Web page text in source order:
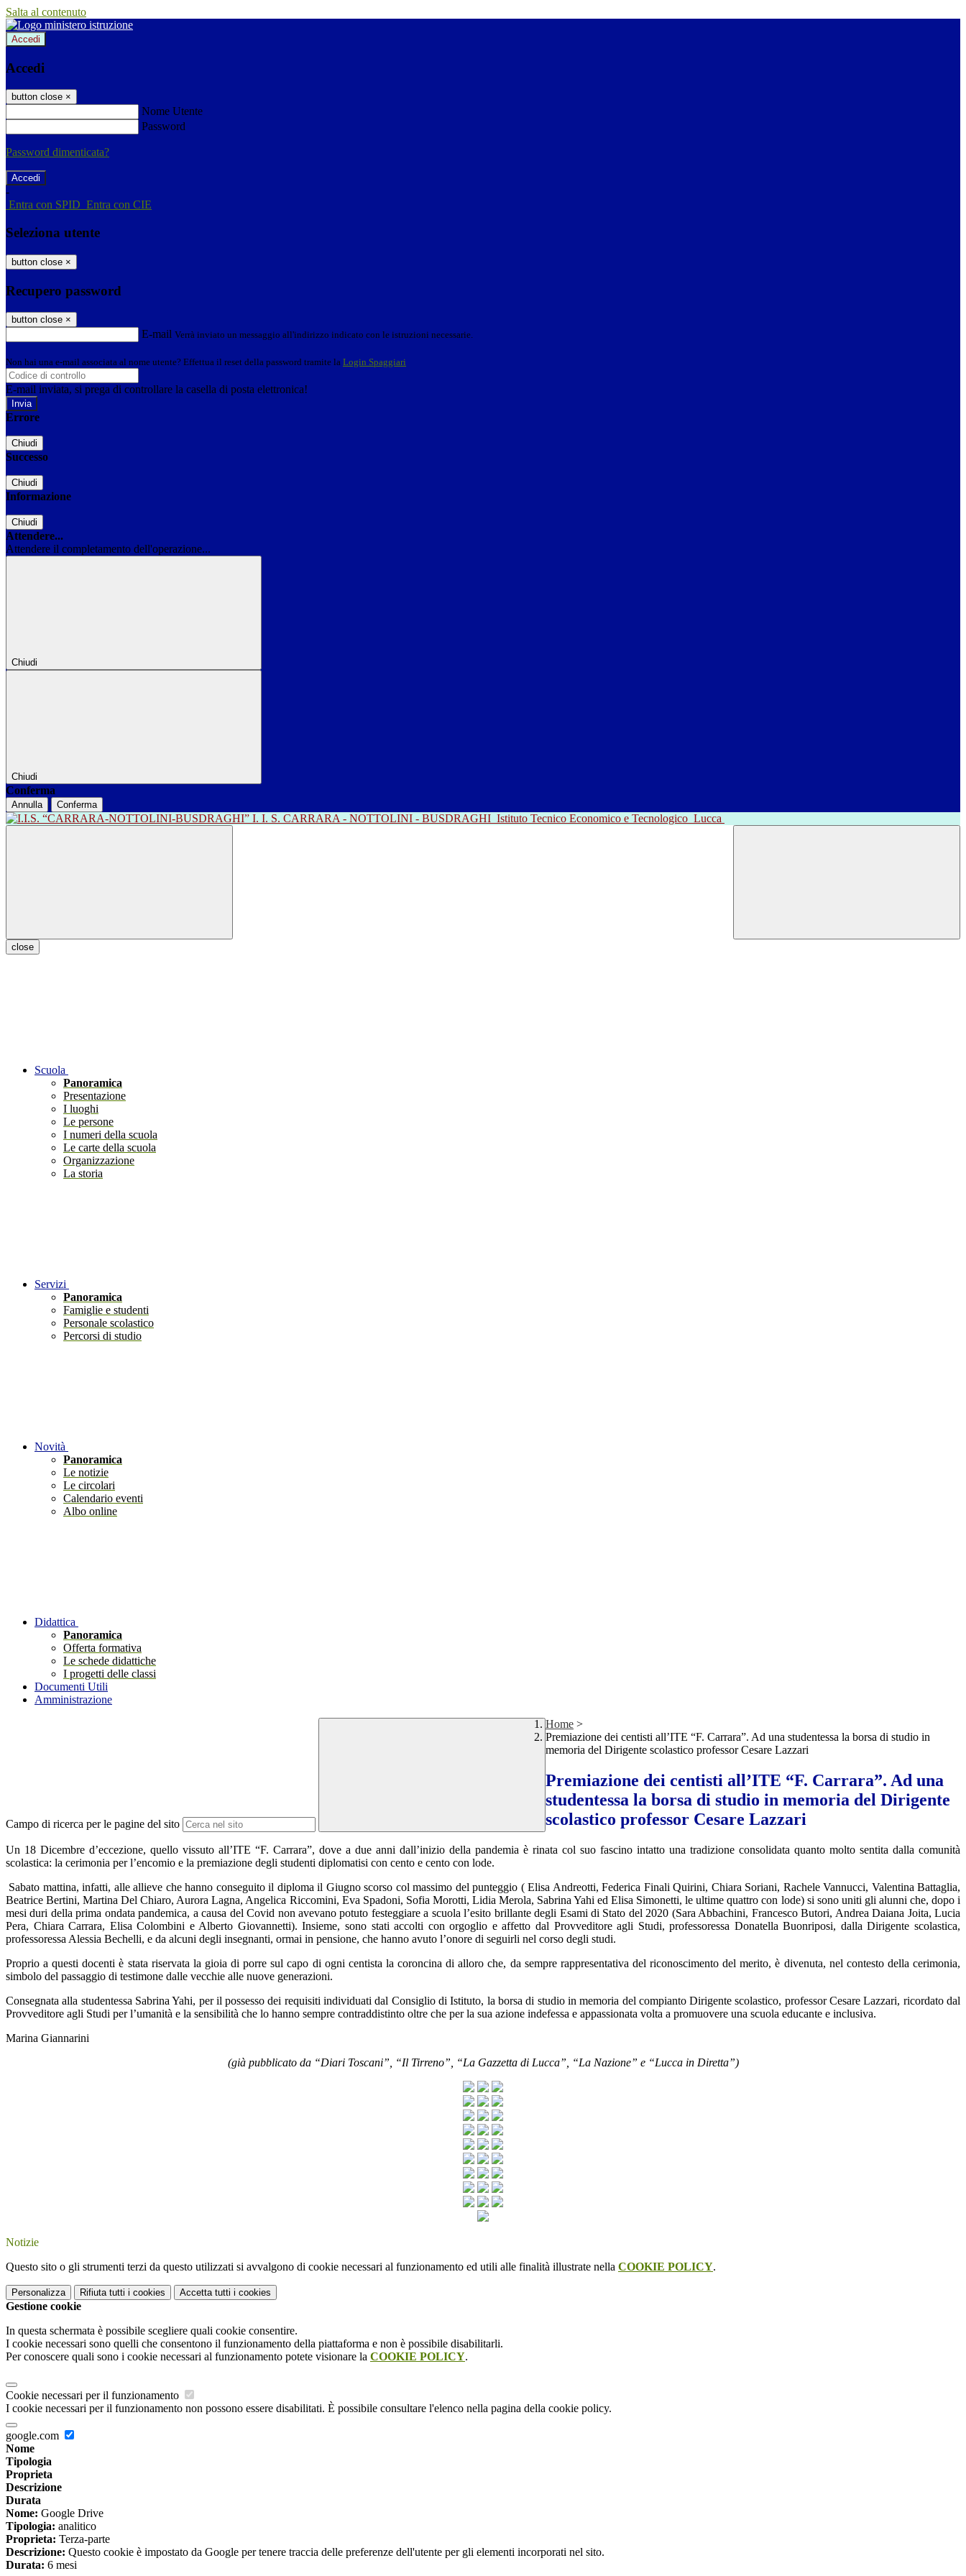
Salta al contenuto
Accedi
Accedi
button close ×
Nome Utente
Password
Password dimenticata?
-
Entra con SPID Entra con CIE
Seleziona utente
button close ×
Recupero password
button close ×
E-mail Verrà inviato un messaggio all'indirizzo indicato con le istruzioni necessarie.
Non hai una e-mail associata al nome utente? Effettua il reset della password tramite la Login Spaggiari
E-mail inviata, si prega di controllare la casella di posta elettronica!
Errore
Chiudi
Successo
Chiudi
Informazione
Chiudi
Attendere...
Attendere il completamento dell'operazione...
Chiudi
Chiudi
Conferma
Annulla Conferma
I. I. S. CARRARA - NOTTOLINI - BUSDRAGHI Istituto Tecnico Economico e Tecnologico Lucca
close
Scuola
Panoramica
Presentazione
I luoghi
Le persone
I numeri della scuola
Le carte della scuola
Organizzazione
La storia
Servizi
Panoramica
Famiglie e studenti
Personale scolastico
Percorsi di studio
Novità
Panoramica
Le notizie
Le circolari
Calendario eventi
Albo online
Didattica
Panoramica
Offerta formativa
Le schede didattiche
I progetti delle classi
Documenti Utili
Amministrazione
Campo di ricerca per le pagine del sito
Home >
Premiazione dei centisti all’ITE “F. Carrara”. Ad una studentessa la borsa di studio in
memoria del Dirigente scolastico professor Cesare Lazzari
Premiazione dei centisti all’ITE “F. Carrara”. Ad una
studentessa la borsa di studio in memoria del Dirigente
scolastico professor Cesare Lazzari
Un 18 Dicembre d’eccezione, quello vissuto all’ITE “F. Carrara”, dove a due anni dall’inizio della pandemia è rinata col suo fascino intatto una tradizione consolidata quanto molto sentita dalla comunità
scolastica: la cerimonia per l’encomio e la premiazione degli studenti diplomatisi con cento e cento con lode.
Sabato mattina, infatti, alle allieve che hanno conseguito il diploma il Giugno scorso col massimo del punteggio ( Elisa Andreotti, Federica Finali Quirini, Chiara Soriani, Rachele Vannucci, Valentina Battaglia,
Beatrice Bertini, Martina Del Chiaro, Aurora Lagna, Angelica Riccomini, Eva Spadoni, Sofia Morotti, Lidia Merola, Sabrina Yahi ed Elisa Simonetti, le ultime quattro con lode) si sono uniti gli alunni che, dopo i
mesi duri della prima ondata pandemica, a causa del Covid non avevano potuto festeggiare a scuola l’esito brillante degli Esami di Stato del 2020 (Sara Abbachini, Francesco Butori, Andrea Daiana Joita, Lucia
Pera, Chiara Carrara, Elisa Colombini e Alberto Giovannetti). Insieme, sono stati accolti con orgoglio e affetto dal Provveditore agli Studi, professoressa Donatella Buonriposi, dalla Dirigente scolastica,
professoressa Alessia Bechelli, e da alcuni degli insegnanti, ormai in pensione, che hanno avuto l’onore di seguirli nel corso degli studi.
Proprio a questi docenti è stata riservata la gioia di porre sul capo di ogni centista la coroncina di alloro che, da sempre rappresentativa del riconoscimento del merito, è divenuta, nel contesto della cerimonia,
simbolo del passaggio di testimone dalle vecchie alle nuove generazioni.
Consegnata alla studentessa Sabrina Yahi, per il possesso dei requisiti individuati dal Consiglio di Istituto, la borsa di studio in memoria del compianto Dirigente scolastico, professor Cesare Lazzari, ricordato dal
Provveditore agli Studi per l’umanità e la sensibilità che lo hanno sempre contraddistinto oltre che per la sua azione indefessa e appassionata volta a promuovere una scuola educante e inclusiva.
Marina Giannarini
(già pubblicato da “Diari Toscani”, “Il Tirreno”, “La Gazzetta di Lucca”, “La Nazione” e “Lucca in Diretta”)
Notizie
Questo sito o gli strumenti terzi da questo utilizzati si avvalgono di cookie necessari al funzionamento ed utili alle finalità illustrate nella COOKIE POLICY.
Personalizza Rifiuta tutti i cookies Accetta tutti i cookies
Gestione cookie
In questa schermata è possibile scegliere quali cookie consentire.
I cookie necessari sono quelli che consentono il funzionamento della piattaforma e non è possibile disabilitarli.
Per conoscere quali sono i cookie necessari al funzionamento potete visionare la COOKIE POLICY.
Cookie necessari per il funzionamento
I cookie necessari per il funzionamento non possono essere disabilitati. È possibile consultare l'elenco nella pagina della cookie policy.
google.com
Nome
Tipologia
Proprieta
Descrizione
Durata
Nome: Google Drive
Tipologia: analitico
Proprieta: Terza-parte
Descrizione: Questo cookie è impostato da Google per tenere traccia delle preferenze dell'utente per gli elementi incorporati nel sito.
Durata: 6 mesi